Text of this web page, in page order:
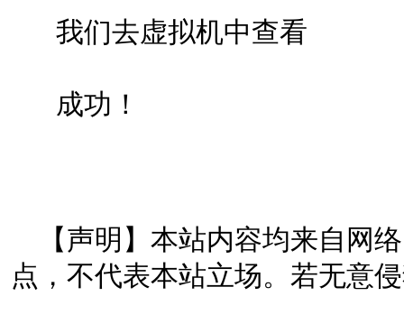
我们去虚拟机中查看
成功！
【声明】本站内容均来自网
点，不代表本站立场。若无意